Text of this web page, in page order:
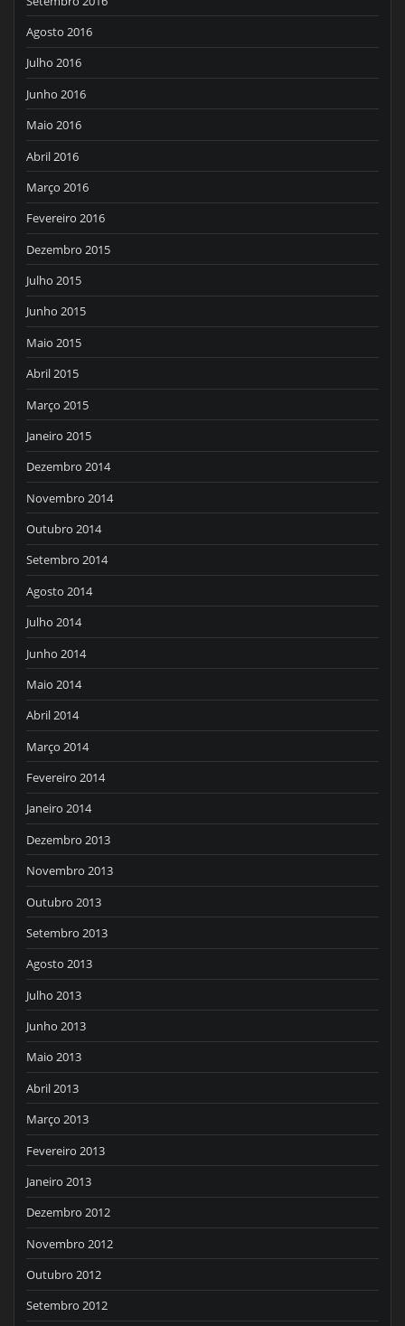
Agosto 2016
Julho 2016
Junho 2016
Maio 2016
Abril 2016
Março 2016
Fevereiro 2016
Dezembro 2015
Julho 2015
Junho 2015
Maio 2015
Abril 2015
Março 2015
Janeiro 2015
Dezembro 2014
Novembro 2014
Outubro 2014
Setembro 2014
Agosto 2014
Julho 2014
Junho 2014
Maio 2014
Abril 2014
Março 2014
Fevereiro 2014
Janeiro 2014
Dezembro 2013
Novembro 2013
Outubro 2013
Setembro 2013
Agosto 2013
Julho 2013
Junho 2013
Maio 2013
Abril 2013
Março 2013
Fevereiro 2013
Janeiro 2013
Dezembro 2012
Novembro 2012
Outubro 2012
Setembro 2012